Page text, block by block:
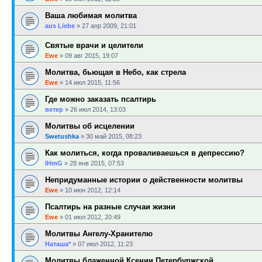
Ваша любимая молитва
aus Liebe » 27 апр 2009, 21:01
Святые врачи и целители
Ewe » 09 авг 2015, 19:07
Молитва, бьющая в Небо, как стрела
Ewe » 14 июл 2015, 11:56
Где можно заказать псалтирь
ветер » 26 июл 2014, 13:03
Молитвы об исцелении
Swetushka » 30 май 2015, 08:23
Как молиться, когда проваливаешься в депрессию?
IHmG » 28 янв 2015, 07:53
Непридуманные истории о действенности молитвы
Ewe » 10 июн 2012, 12:14
Псалтирь на разные случаи жизни
Ewe » 01 июл 2012, 20:49
Молитвы Ангелу-Хранителю
Наташа* » 07 июл 2012, 11:23